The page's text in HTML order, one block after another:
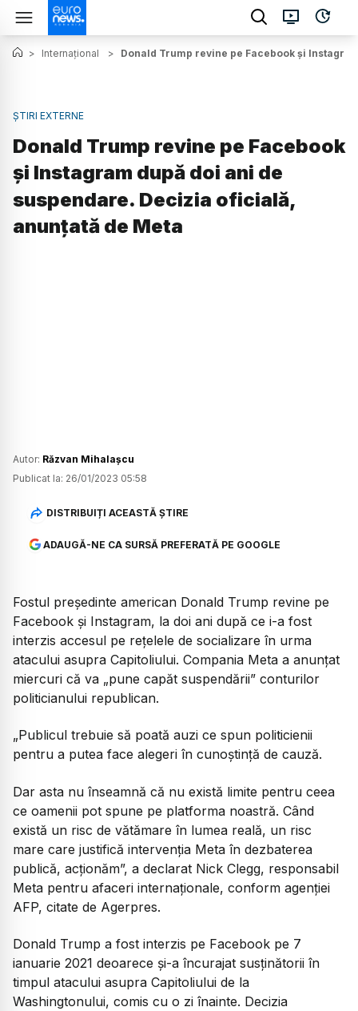
> Internațional > Donald Trump revine pe Facebook și
ȘTIRI EXTERNE
Donald Trump revine pe Facebook
și Instagram după doi ani de
suspendare. Decizia oficială,
anunțată de Meta
Autor: Răzvan Mihalașcu
Publicat la: 26/01/2023 05:58
DISTRIBUIȚI ACEASTĂ ȘTIRE
ADAUGĂ-NE CA SURSĂ PREFERATĂ PE GOOGLE
Fostul președinte american Donald Trump revine pe
Facebook și Instagram, la doi ani după ce i-a fost
interzis accesul pe rețelele de socializare în urma
atacului asupra Capitoliului. Compania Meta a anunțat
miercuri că va „pune capăt suspendării” conturilor
politicianului republican.
„Publicul trebuie să poată auzi ce spun politicienii
pentru a putea face alegeri în cunoştinţă de cauză.
Dar asta nu înseamnă că nu există limite pentru ceea
ce oamenii pot spune pe platforma noastră. Când
există un risc de vătămare în lumea reală, un risc
mare care justifică intervenţia Meta în dezbaterea
publică, acţionăm”, a declarat Nick Clegg, responsabil
Meta pentru afaceri internaţionale, conform agenției
AFP, citate de Agerpres.
Donald Trump a fost interzis pe Facebook pe 7
ianuarie 2021 deoarece și-a încurajat susținătorii în
timpul atacului asupra Capitoliului de la
Washingtonului, comis cu o zi înainte. Decizia